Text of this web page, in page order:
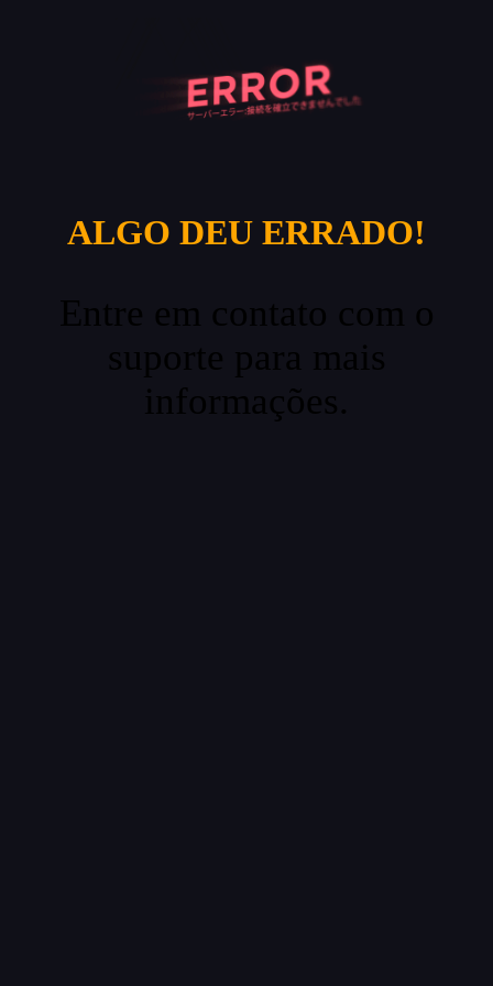
ALGO DEU ERRADO!
Entre em contato com o
suporte para mais
informações.